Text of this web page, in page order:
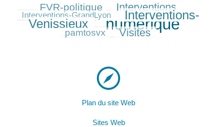
FVR-politique Interventions
Interventions-GrandLyon
396/597 Interventions-
Venissieux
597/597 numérique
179/597
pamtosvx Visites
Plan du site Web
Sites Web